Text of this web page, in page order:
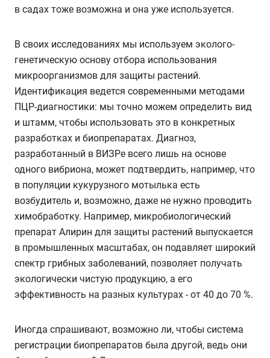
в садах тоже возможна и она уже используется.
В своих исследованиях мы используем эколого-
генетическую основу отбора использования
микроорганизмов для защиты растений.
Идентификация ведется современными методами
ПЦР-диагностики: мы точно можем определить вид
и штамм, чтобы использовать это в конкретных
разработках и биопрепаратах. Диагноз,
разработанный в ВИЗРе всего лишь на основе
одного вибриона, может подтвердить, например, что
в популяции кукурузного мотылька есть
возбудитель и, возможно, даже не нужно проводить
химобработку. Например, микробиологический
препарат Алирин для защиты растений выпускается
в промышленных масштабах, он подавляет широкий
спектр грибных заболеваний, позволяет получать
экологически чистую продукцию, а его
эффективность на разных культурах - от 40 до 70 %.
Иногда спрашивают, возможно ли, чтобы система
регистрации биопрепаратов была другой, ведь они